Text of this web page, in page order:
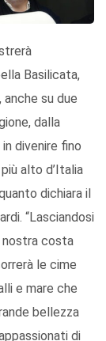
Basilicata,
su due
dalla
divenire fino
alto d’Italia
dichiara il
“Lasciandosi
nostra costa
le cime
e mare che
bellezza
di